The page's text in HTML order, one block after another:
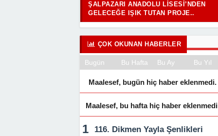
ŞALPAZARI ANADOLU LISESI’NDEN
GELECEĞE IŞIK TUTAN PROJE..
ÇOK OKUNAN HABERLER
Bugün Bu Hafta Bu Ay Bu Yıl
Maalesef, bugün hiç haber eklenmedi.
Maalesef, bu hafta hiç haber
116. Dikmen Yayla Şenlikleri